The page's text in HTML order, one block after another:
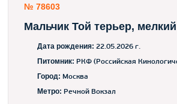
№ 78603
Мальчик Той терьер,
Дата рождения: 22.05.2026 г.
Питомник: РКФ (Российская
Город: Москва
Метро: Речной Вокзал